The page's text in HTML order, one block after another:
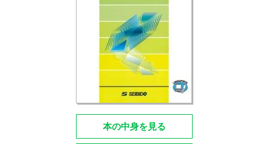
本の中身を見る